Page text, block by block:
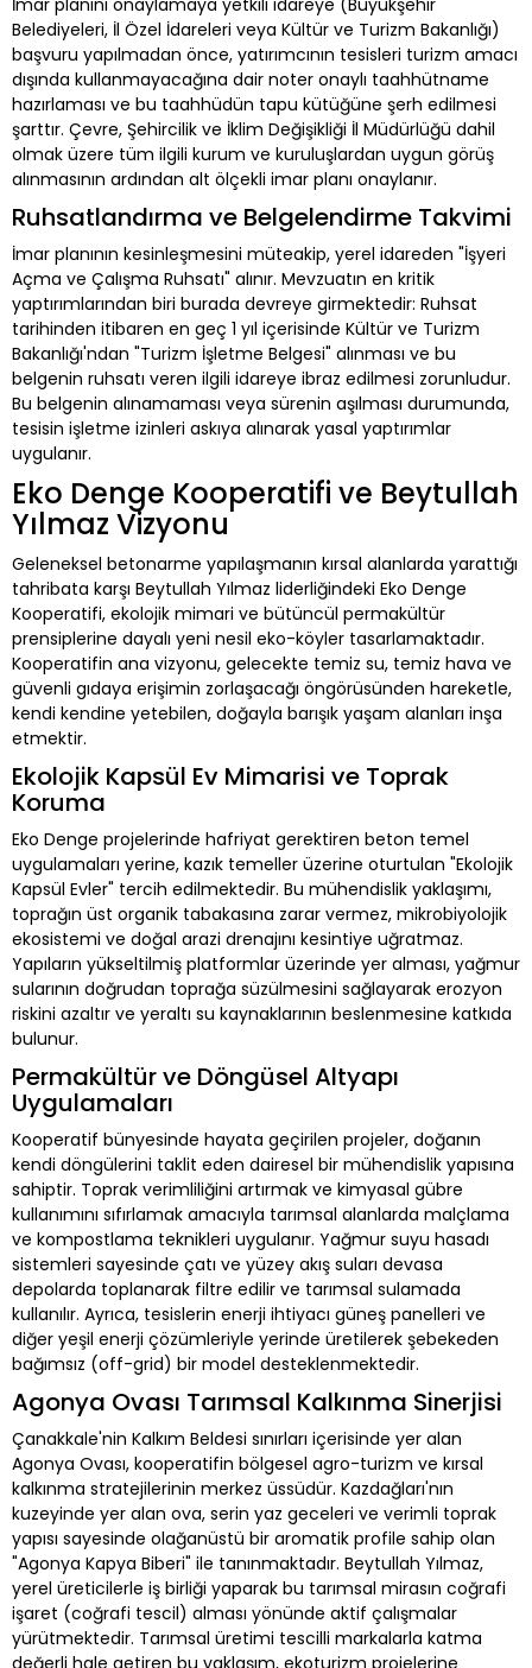
İmar planını onaylamaya yetkili idareye (Büyükşehir
Belediyeleri, İl Özel İdareleri veya Kültür ve Turizm Bakanlığı)
başvuru yapılmadan önce, yatırımcının tesisleri turizm amacı
dışında kullanmayacağına dair noter onaylı taahhütname
hazırlaması ve bu taahhüdün tapu kütüğüne şerh edilmesi
şarttır. Çevre, Şehircilik ve İklim Değişikliği İl Müdürlüğü dahil
olmak üzere tüm ilgili kurum ve kuruluşlardan uygun görüş
alınmasının ardından alt ölçekli imar planı onaylanır.
Ruhsatlandırma ve Belgelendirme Takvimi
İmar planının kesinleşmesini müteakip, yerel idareden "İşyeri
Açma ve Çalışma Ruhsatı" alınır. Mevzuatın en kritik
yaptırımlarından biri burada devreye girmektedir: Ruhsat
tarihinden itibaren en geç 1 yıl içerisinde Kültür ve Turizm
Bakanlığı'ndan "Turizm İşletme Belgesi" alınması ve bu
belgenin ruhsatı veren ilgili idareye ibraz edilmesi zorunludur.
Bu belgenin alınamaması veya sürenin aşılması durumunda,
tesisin işletme izinleri askıya alınarak yasal yaptırımlar
uygulanır.
Eko Denge Kooperatifi ve Beytullah
Yılmaz Vizyonu
Geleneksel betonarme yapılaşmanın kırsal alanlarda yarattığı
tahribata karşı Beytullah Yılmaz liderliğindeki Eko Denge
Kooperatifi, ekolojik mimari ve bütüncül permakültür
prensiplerine dayalı yeni nesil eko-köyler tasarlamaktadır.
Kooperatifin ana vizyonu, gelecekte temiz su, temiz hava ve
güvenli gıdaya erişimin zorlaşacağı öngörüsünden hareketle,
kendi kendine yetebilen, doğayla barışık yaşam alanları inşa
etmektir.
Ekolojik Kapsül Ev Mimarisi ve Toprak
Koruma
Eko Denge projelerinde hafriyat gerektiren beton temel
uygulamaları yerine, kazık temeller üzerine oturtulan "Ekolojik
Kapsül Evler" tercih edilmektedir. Bu mühendislik yaklaşımı,
toprağın üst organik tabakasına zarar vermez, mikrobiyolojik
ekosistemi ve doğal arazi drenajını kesintiye uğratmaz.
Yapıların yükseltilmiş platformlar üzerinde yer alması, yağmur
sularının doğrudan toprağa süzülmesini sağlayarak erozyon
riskini azaltır ve yeraltı su kaynaklarının beslenmesine katkıda
bulunur.
Permakültür ve Döngüsel Altyapı
Uygulamaları
Kooperatif bünyesinde hayata geçirilen projeler, doğanın
kendi döngülerini taklit eden dairesel bir mühendislik yapısına
sahiptir. Toprak verimliliğini artırmak ve kimyasal gübre
kullanımını sıfırlamak amacıyla tarımsal alanlarda malçlama
ve kompostlama teknikleri uygulanır. Yağmur suyu hasadı
sistemleri sayesinde çatı ve yüzey akış suları devasa
depolarda toplanarak filtre edilir ve tarımsal sulamada
kullanılır. Ayrıca, tesislerin enerji ihtiyacı güneş panelleri ve
diğer yeşil enerji çözümleriyle yerinde üretilerek şebekeden
bağımsız (off-grid) bir model desteklenmektedir.
Agonya Ovası Tarımsal Kalkınma Sinerjisi
Çanakkale'nin Kalkım Beldesi sınırları içerisinde yer alan
Agonya Ovası, kooperatifin bölgesel agro-turizm ve kırsal
kalkınma stratejilerinin merkez üssüdür. Kazdağları'nın
kuzeyinde yer alan ova, serin yaz geceleri ve verimli toprak
yapısı sayesinde olağanüstü bir aromatik profile sahip olan
"Agonya Kapya Biberi" ile tanınmaktadır. Beytullah Yılmaz,
yerel üreticilerle iş birliği yaparak bu tarımsal mirasın coğrafi
işaret (coğrafi tescil) alması yönünde aktif çalışmalar
yürütmektedir. Tarımsal üretimi tescilli markalarla katma